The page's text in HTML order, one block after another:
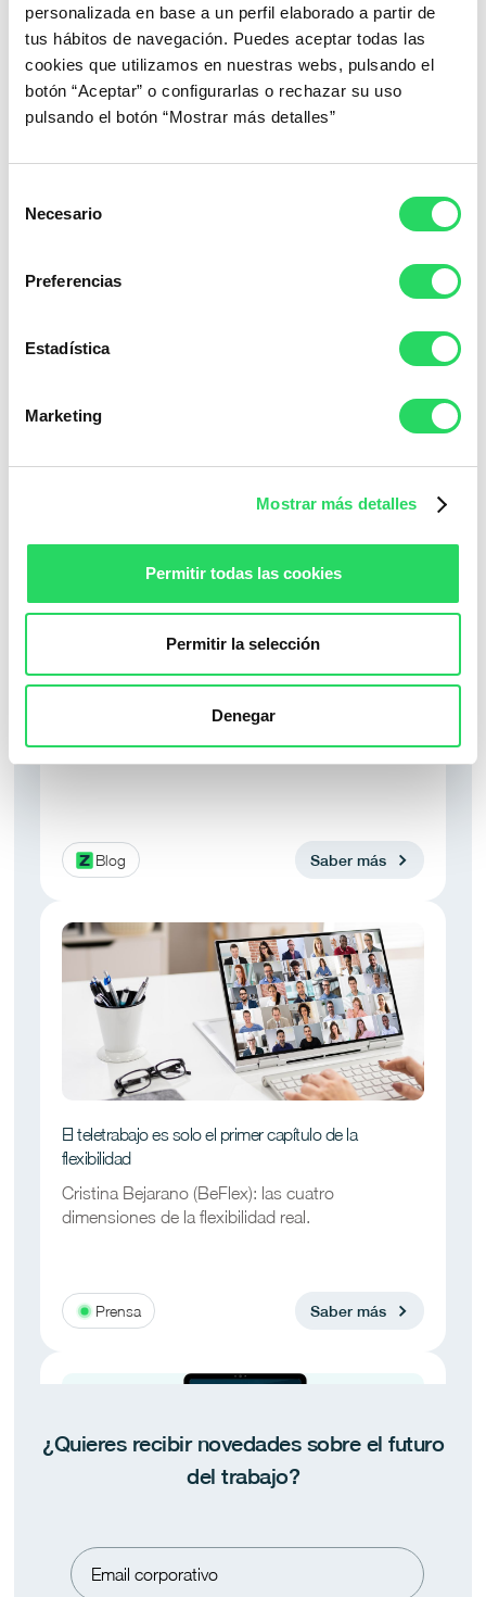
personalizada en base a un perfil elaborado a partir de
tus hábitos de navegación. Puedes aceptar todas las
cookies que utilizamos en nuestras webs, pulsando el
botón “Aceptar” o configurarlas o rechazar su uso
pulsando el botón “Mostrar más detalles”
Necesario
Preferencias
Estadística
Marketing
Mostrar más detalles
Permitir todas las cookies
Permitir la selección
Denegar
¿Te interesa probarlo? ¡Programa tu demostración personal
con nuestro equipo y descubre cómo esta herramienta puede
transformar la gestión de tu espacio de trabajo!
También podría interesarte...
La flexibilidad tiene cuatro dimensiones
Flexibilidad real: espacio, organización,
compensación y relación laboral.
Blog Saber más
El teletrabajo es solo el primer capítulo de la
flexibilidad
Cristina Bejarano (BeFlex): las cuatro
dimensiones de la flexibilidad real.
Prensa Saber más
Pulse BeFlex · Espacio-Tiempo 2026
¿Quieres recibir novedades sobre el futuro
del trabajo?